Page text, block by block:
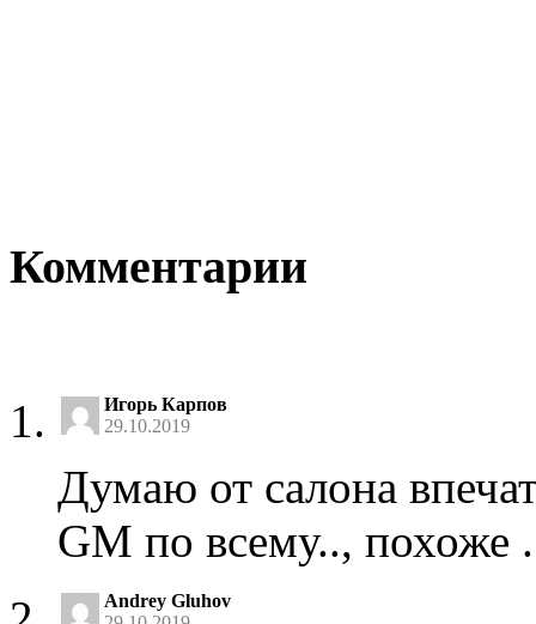
Комментарии
Игорь Карпов
29.10.2019
Думаю от салона
GM по всему.., похоже .
Andrey Gluhov